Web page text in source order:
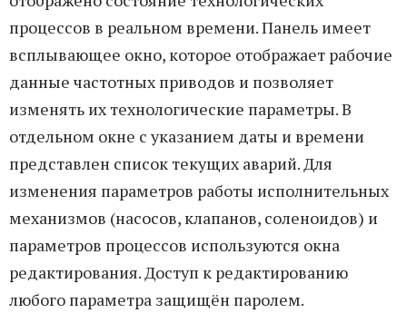
процессов в реальном времени. Панель имеет
всплывающее окно, которое отображает рабочие
данные частотных приводов и позволяет
изменять их технологические параметры. В
отдельном окне с указанием даты и времени
представлен список текущих аварий. Для
изменения параметров работы исполнительных
механизмов (насосов, клапанов, соленоидов) и
параметров процессов используются окна
редактирования. Доступ к редактированию
любого параметра защищён паролем.